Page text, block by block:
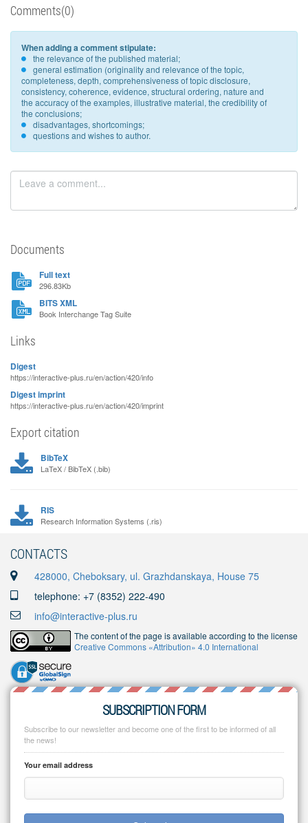
Comments(0)
When adding a comment stipulate:
the relevance of the published material;
general estimation (originality and relevance of the topic,
completeness, depth, comprehensiveness of topic disclosure,
consistency, coherence, evidence, structural ordering, nature and
the accuracy of the examples, illustrative material, the credibility of
the conclusions;
disadvantages, shortcomings;
questions and wishes to author.
Documents
Full text
296.83Kb
BITS XML
Book Interchange Tag Suite
Links
Digest
https://interactive-plus.ru/en/action/420/info
Digest imprint
https://interactive-plus.ru/en/action/420/imprint
Export citation
BibTeX
LaTeX / BibTeX (.bib)
RIS
Research Information Systems (.ris)
CONTACTS
428000, Cheboksary, ul. Grazhdanskaya, House 75
telephone: +7 (8352) 222-490
info@interactive-plus.ru
The content of the page is available according to the license
Creative Commons «Attribution» 4.0 International
SUBSCRIPTION FORM
Subscribe to our newsletter and become one of the first to be informed of all
the news!
Your email address